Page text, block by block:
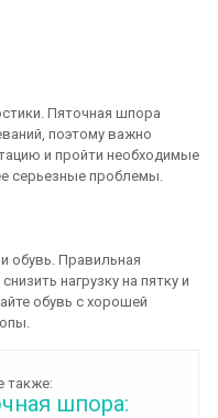
Пяточная шпора
поэтому важно
и пройти необходимые
серьезные проблемы.
обувь. Правильная
нагрузку на пятку и
обувь с хорошей
также:
шпора: